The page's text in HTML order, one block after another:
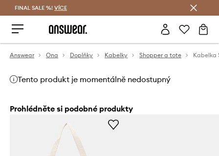
FINAL SALE %! VÍCE
Answear Ona Doplňky Kabelky Shopper a tote Kabelka
Tento produkt je momentálně nedostupný
Prohlédněte si podobné produkty